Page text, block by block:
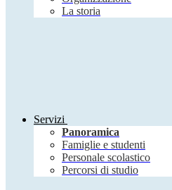
La storia
Servizi
Panoramica
Famiglie e studenti
Personale scolastico
Percorsi di studio